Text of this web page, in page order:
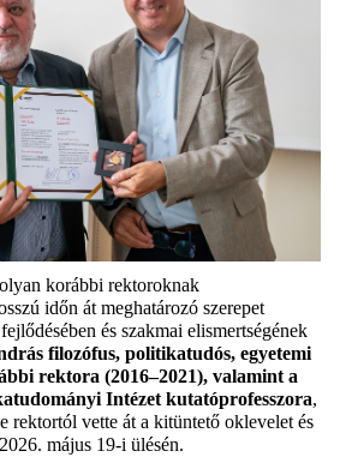
korábbi rektoroknak
időn át meghatározó szerepet
és szakmai elismertségének
filozófus, politikatudós, egyetemi
rektora (2016–2021), valamint a
Intézet kutatóprofesszora,
rektortól vette át a kitüntető oklevelet és
május 19-i ülésén.